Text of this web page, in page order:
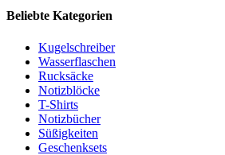
Beliebte Kategorien
Kugelschreiber
Wasserflaschen
Rucksäcke
Notizblöcke
T-Shirts
Notizbücher
Süßigkeiten
Geschenksets